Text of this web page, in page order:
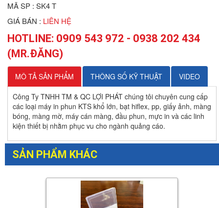
MÃ SP : SK4 T
GIÁ BÁN : LIÊN HỆ
HOTLINE: 0909 543 972 - 0938 202 434
(MR.ĐĂNG)
MÔ TẢ SẢN PHẨM THÔNG SỐ KỸ THUẬT VIDEO
Công Ty TNHH TM & QC LỢI PHÁT chúng tôi chuyên cung cấp
các loại máy in phun KTS khổ lớn, bạt hiflex, pp, giấy ảnh, màng
bóng, màng mờ, máy cán màng, đầu phun, mực in và các linh
kiện thiết bị nhằm phục vu cho ngành quảng cáo.
SẢN PHẨM KHÁC